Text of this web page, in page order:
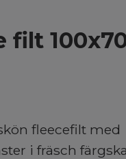
filt
fleecefilt med
i fräsch